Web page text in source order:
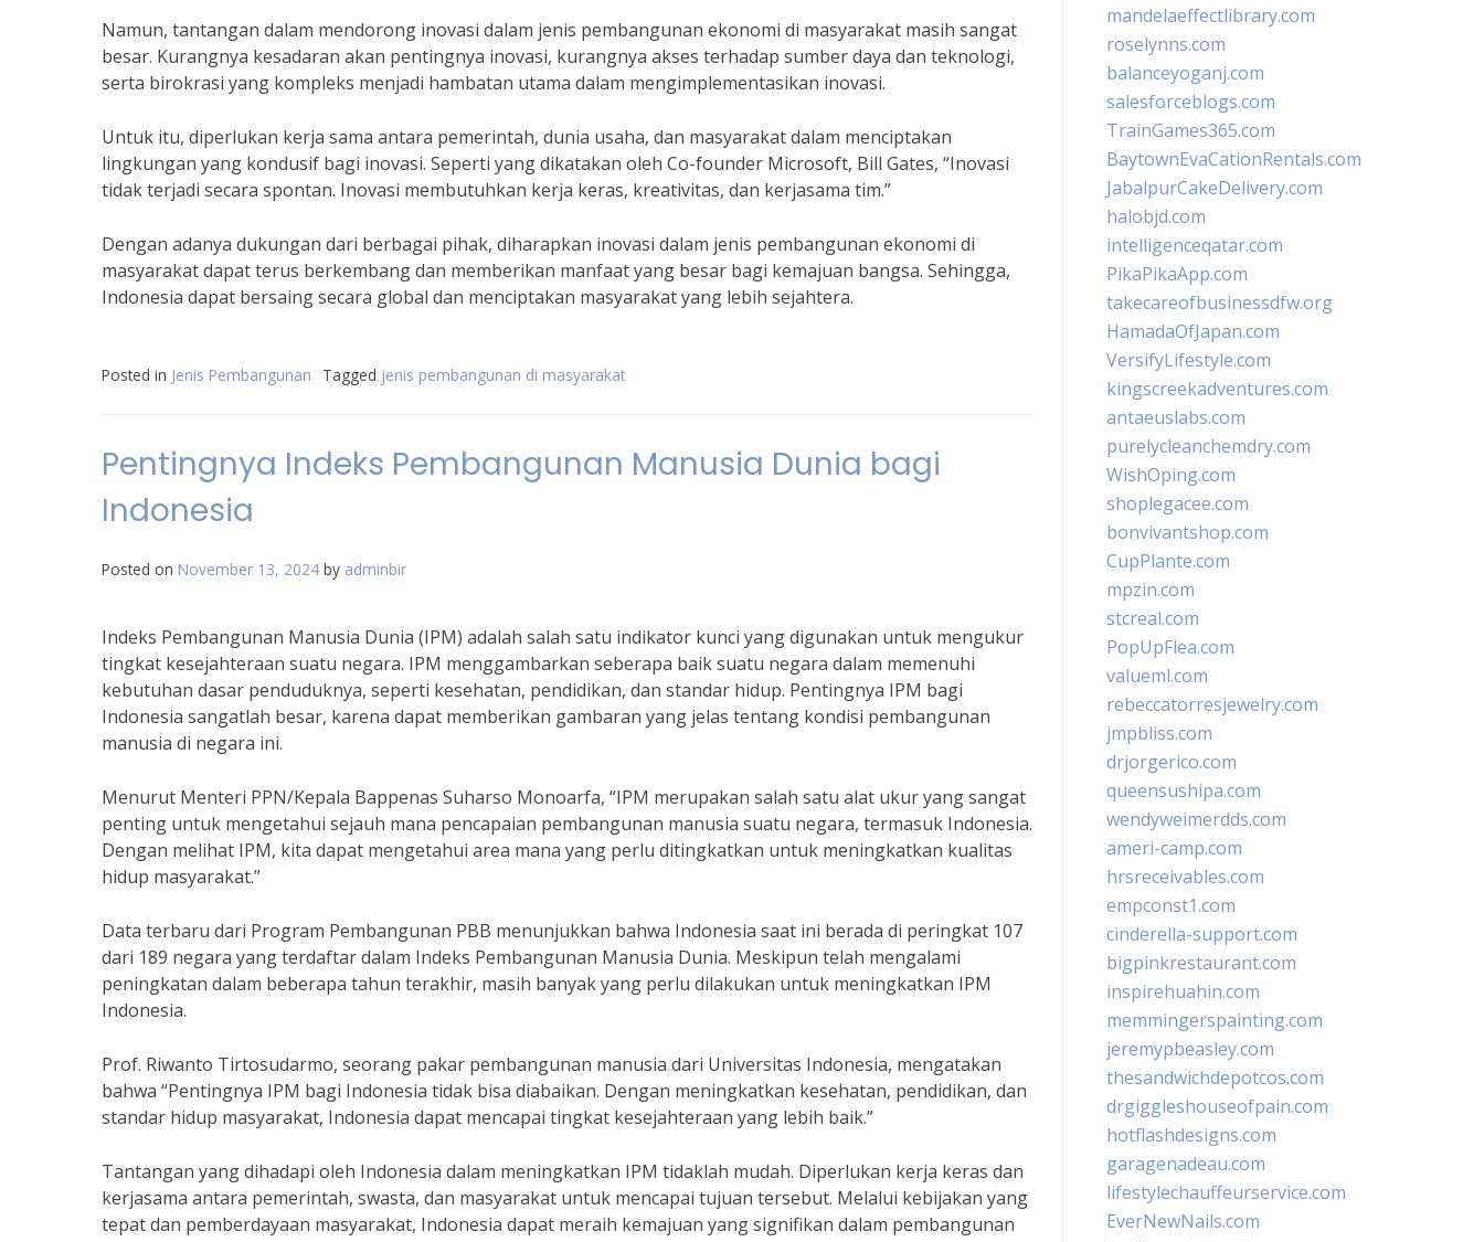
Namun, tantangan dalam mendorong inovasi dalam jenis pembangunan ekonomi di masyarakat masih sangat
besar. Kurangnya kesadaran akan pentingnya inovasi, kurangnya akses terhadap sumber daya dan teknologi,
serta birokrasi yang kompleks menjadi hambatan utama dalam mengimplementasikan inovasi.
Untuk itu, diperlukan kerja sama antara pemerintah, dunia usaha, dan masyarakat dalam menciptakan
lingkungan yang kondusif bagi inovasi. Seperti yang dikatakan oleh Co-founder Microsoft, Bill Gates, “Inovasi
tidak terjadi secara spontan. Inovasi membutuhkan kerja keras, kreativitas, dan kerjasama tim.”
Dengan adanya dukungan dari berbagai pihak, diharapkan inovasi dalam jenis pembangunan ekonomi di
masyarakat dapat terus berkembang dan memberikan manfaat yang besar bagi kemajuan bangsa. Sehingga,
Indonesia dapat bersaing secara global dan menciptakan masyarakat yang lebih sejahtera.
Posted in Jenis Pembangunan Tagged jenis pembangunan di masyarakat
Pentingnya Indeks Pembangunan Manusia Dunia bagi
Indonesia
Posted on November 13, 2024 by adminbir
Indeks Pembangunan Manusia Dunia (IPM) adalah salah satu indikator kunci yang digunakan untuk mengukur
tingkat kesejahteraan suatu negara. IPM menggambarkan seberapa baik suatu negara dalam memenuhi
kebutuhan dasar penduduknya, seperti kesehatan, pendidikan, dan standar hidup. Pentingnya IPM bagi
Indonesia sangatlah besar, karena dapat memberikan gambaran yang jelas tentang kondisi pembangunan
manusia di negara ini.
Menurut Menteri PPN/Kepala Bappenas Suharso Monoarfa, “IPM merupakan salah satu alat ukur yang sangat
penting untuk mengetahui sejauh mana pencapaian pembangunan manusia suatu negara, termasuk Indonesia.
Dengan melihat IPM, kita dapat mengetahui area mana yang perlu ditingkatkan untuk meningkatkan kualitas
hidup masyarakat.”
Data terbaru dari Program Pembangunan PBB menunjukkan bahwa Indonesia saat ini berada di peringkat 107
dari 189 negara yang terdaftar dalam Indeks Pembangunan Manusia Dunia. Meskipun telah mengalami
peningkatan dalam beberapa tahun terakhir, masih banyak yang perlu dilakukan untuk meningkatkan IPM
Indonesia.
Prof. Riwanto Tirtosudarmo, seorang pakar pembangunan manusia dari Universitas Indonesia, mengatakan
bahwa “Pentingnya IPM bagi Indonesia tidak bisa diabaikan. Dengan meningkatkan kesehatan, pendidikan, dan
standar hidup masyarakat, Indonesia dapat mencapai tingkat kesejahteraan yang lebih baik.”
Tantangan yang dihadapi oleh Indonesia dalam meningkatkan IPM tidaklah mudah. Diperlukan kerja keras dan
kerjasama antara pemerintah, swasta, dan masyarakat untuk mencapai tujuan tersebut. Melalui kebijakan yang
tepat dan pemberdayaan masyarakat, Indonesia dapat meraih kemajuan yang signifikan dalam pembangunan
mandelaeffectlibrary.com
roselynns.com
balanceyoganj.com
salesforceblogs.com
TrainGames365.com
BaytownEvaCationRentals.com
JabalpurCakeDelivery.com
halobjd.com
intelligenceqatar.com
PikaPikaApp.com
takecareofbusinessdfw.org
HamadaOfJapan.com
VersifyLifestyle.com
kingscreekadventures.com
antaeuslabs.com
purelycleanchemdry.com
WishOping.com
shoplegacee.com
bonvivantshop.com
CupPlante.com
mpzin.com
stcreal.com
PopUpFlea.com
valueml.com
rebeccatorresjewelry.com
jmpbliss.com
drjorgerico.com
queensushipa.com
wendyweimerdds.com
ameri-camp.com
hrsreceivables.com
empconst1.com
cinderella-support.com
bigpinkrestaurant.com
inspirehuahin.com
memmingerspainting.com
jeremypbeasley.com
thesandwichdepotcos.com
drgiggleshouseofpain.com
hotflashdesigns.com
garagenadeau.com
lifestylechauffeurservice.com
EverNewNails.com